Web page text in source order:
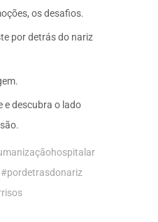
os desafios.
por detrás do nariz
e descubra o lado
#pordetrasdonariz